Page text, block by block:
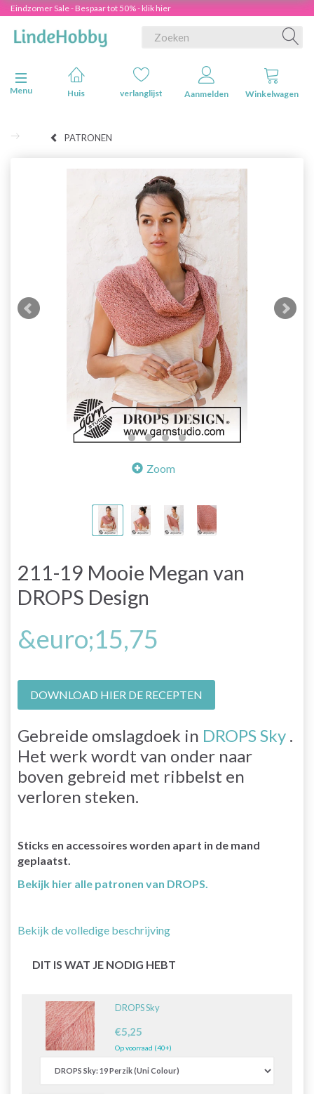
Eindzomer Sale - Bespaar tot 50% - klik hier
Navigatie in-/uitschakelen
Menu
Huis verlanglijst Aanmelden Winkelwagen
PATRONEN
Zoom
211-19 Mooie Megan van
DROPS Design
&euro;15,75
DOWNLOAD HIER DE RECEPTEN
Gebreide omslagdoek in DROPS Sky .
Het werk wordt van onder naar
boven gebreid met ribbelst en
verloren steken.
Sticks en accessoires worden apart in de mand
geplaatst.
Bekijk hier alle patronen van DROPS.
Bekijk de volledige beschrijving
DIT IS WAT JE NODIG HEBT
DROPS Sky
€5,25
Op voorraad (40+)